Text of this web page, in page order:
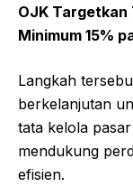
OJK Targetkan
Minimum 15%
Langkah
berkelanjutan
tata kelola
mendukung
efisien.